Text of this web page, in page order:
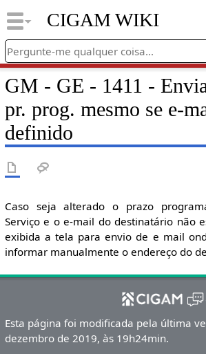
CIGAM WIKI
GM - GE - 1411 -
pr. prog. mesmo se e-
definido
Caso seja alterado o prazo
Serviço e o e-mail do destinatário não
exibida a tela para envio de e mail
informar manualmente o endereço do
Esta página foi modificada pela última
dezembro de 2019, às 19h24min.